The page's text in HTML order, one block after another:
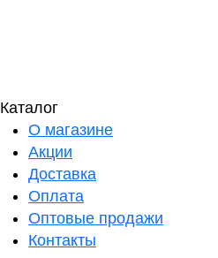
Каталог
О магазине
Акции
Доставка
Оплата
Оптовые продажи
Контакты